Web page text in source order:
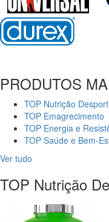
PRODUTOS
TOP Nutrição
TOP Emagrecimento
TOP Energia e
TOP Saúde e Bem-
Ver tudo
TOP Nutrição